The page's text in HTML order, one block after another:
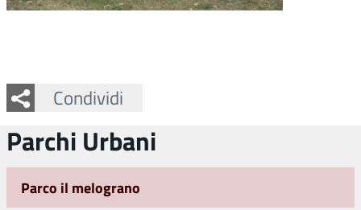
Condividi
Facebook
Twitter
Whatsapp
Parchi Urbani
Parco il melograno